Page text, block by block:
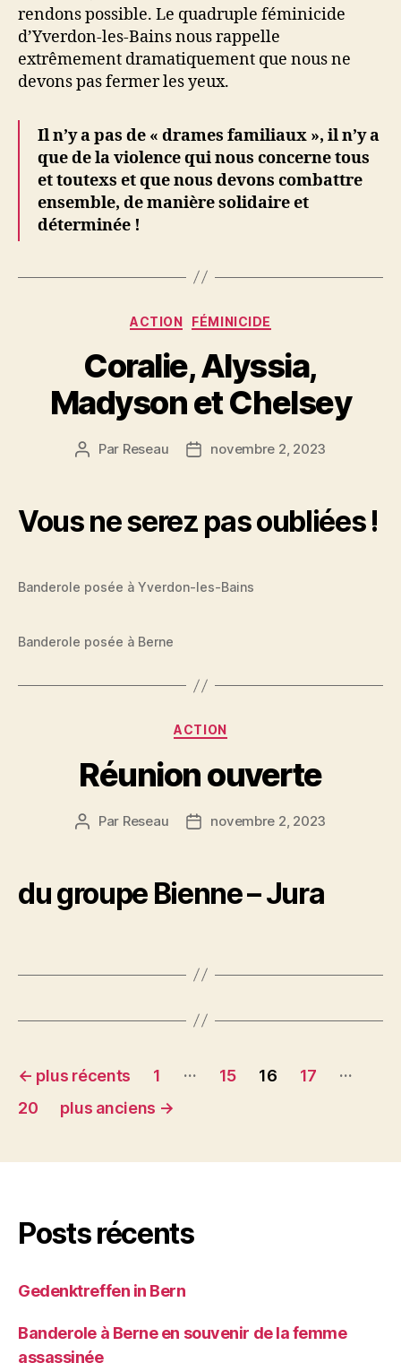
rendons possible. Le quadruple féminicide
d’Yverdon-les-Bains nous rappelle
extrêmement dramatiquement que nous ne
devons pas fermer les yeux.
Il n’y a pas de « drames familiaux », il n’y a
que de la violence qui nous concerne tous
et toutexs et que nous devons combattre
ensemble, de manière solidaire et
déterminée !
Catégories
ACTION FÉMINICIDE
Coralie, Alyssia,
Madyson et Chelsey
Auteur
Par Reseau
Datenovembre 2, 2023
Vous ne serez pas oubliées !
Banderole posée à Yverdon-les-Bains
Banderole posée à Berne
Catégories
ACTION
Réunion ouverte
Auteur
Par Reseau
Datenovembre 2, 2023
du groupe Bienne – Jura
Pagination
des
← plus récents 1 … 15 16 17
…
20
plus anciens →
Posts récents
Gedenktreffen in Bern
Banderole à Berne en souvenir de la femme
assassinée